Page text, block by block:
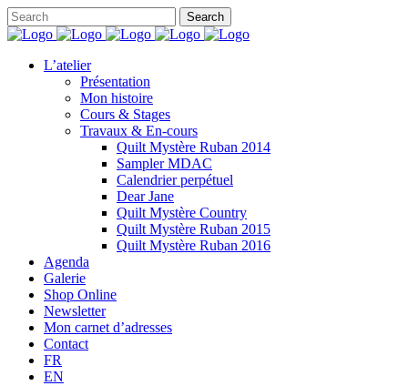
L’atelier
Présentation
Mon histoire
Cours & Stages
Travaux & En-cours
Quilt Mystère Ruban 2014
Sampler MDAC
Calendrier perpétuel
Dear Jane
Quilt Mystère Country
Quilt Mystère Ruban 2015
Quilt Mystère Ruban 2016
Agenda
Galerie
Shop Online
Newsletter
Mon carnet d’adresses
Contact
FR
EN